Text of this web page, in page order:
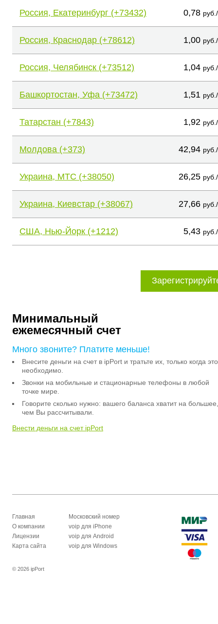
Россия, Екатеринбург (+73432) 0,78
Россия, Краснодар (+78612) 1,00
Россия, Челябинск (+73512) 1,04
Башкортостан, Уфа (+73472) 1,51
Татарстан (+7843) 1,92
Молдова (+373) 42,94
Украина, МТС (+38050) 26,25
Украина, Киевстар (+38067) 27,66
США, Нью-Йорк (+1212) 5,43
Минимальный
ежемесячный счет
Много звоните? Платите меньше!
Внесите деньги на счет в ipPort и тратьте их, только когда это
необходимо.
Звонки на мобильные и стационарные телефоны в любой
точке мире.
Говорите сколько нужно: вашего баланса хватит на большее,
чем Вы рассчитывали.
Внести деньги на счет ipPort
Главная
О компании
Лицензии
Карта сайта
Московский номер
voip для iPhone
voip для Android
voip для Windows
© 2026 ipPort